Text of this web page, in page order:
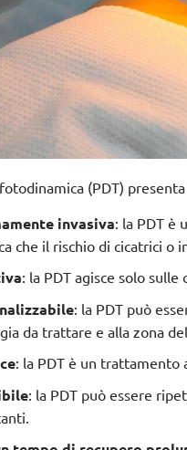
(PDT)
invasiva: la PDT è
che il rischio di cicatrici o
: la PDT agisce solo
: la PDT può
da trattare e alla zona
: la PDT è un
: la PDT può essere